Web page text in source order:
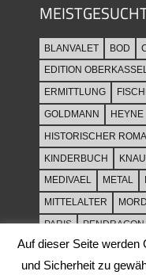
BLANVALET BOD
EDITION
ERMITTLUNG
GOLDMANN
HEYNE
HISTORISCHER
KINDERBUCH
MEDIVAEL
METAL
MITTELALTER
MORD
PARIS
PENDRAGON
ROCKMUSIK
SPANNUNG
SYLT
Auf dieser Seite werden
und Sicherheit zu